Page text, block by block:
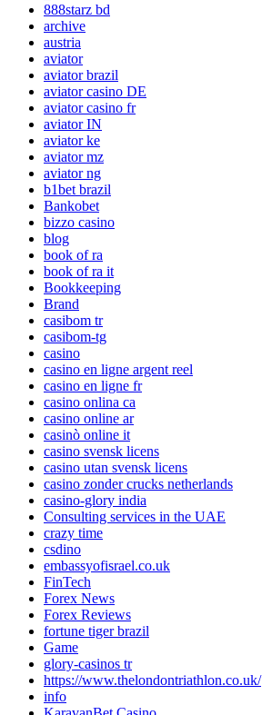
888starz bd
archive
austria
aviator
aviator brazil
aviator casino DE
aviator casino fr
aviator IN
aviator ke
aviator mz
aviator ng
b1bet brazil
Bankobet
bizzo casino
blog
book of ra
book of ra it
Bookkeeping
Brand
casibom tr
casibom-tg
casino
casino en ligne argent reel
casino en ligne fr
casino onlina ca
casino online ar
casinò online it
casino svensk licens
casino utan svensk licens
casino zonder crucks netherlands
casino-glory india
Consulting services in the UAE
crazy time
csdino
embassyofisrael.co.uk
FinTech
Forex News
Forex Reviews
fortune tiger brazil
Game
glory-casinos tr
https://www.thelondontriathlon.co.uk/
info